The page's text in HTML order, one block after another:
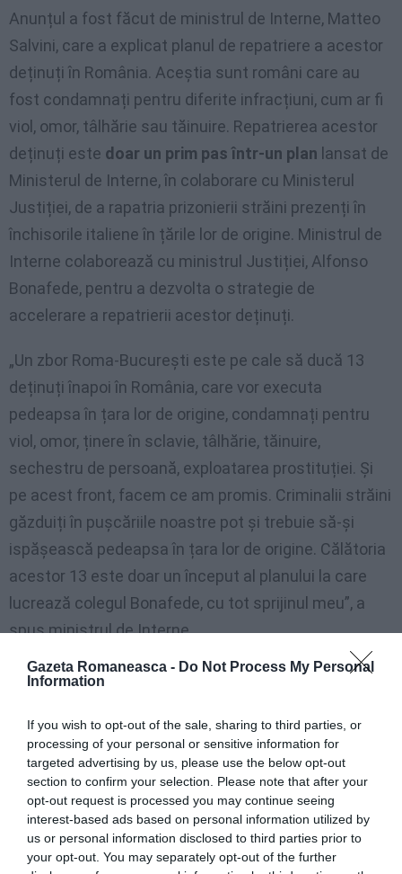
Gazeta Romaneasca - Do Not Process My Personal
Information
If you wish to opt-out of the sale, sharing to third parties, or
processing of your personal or sensitive information for
targeted advertising by us, please use the below opt-out
section to confirm your selection. Please note that after your
opt-out request is processed you may continue seeing
interest-based ads based on personal information utilized by
us or personal information disclosed to third parties prior to
your opt-out. You may separately opt-out of the further
Anunțul a fost făcut de ministrul de Interne, Matteo
Salvini, care a explicat planul de repatriere a acestor
deținuți în România. Aceștia sunt români care au
fost condamnați pentru diferite infracțiuni, cum ar fi
viol, omor, tâlhărie sau tăinuire. Repatrierea acestor
deținuți este doar un prim pas într-un plan lansat de
Ministerul de Interne, în colaborare cu Ministerul
Justiției, de a rapatria prizonierii străini prezenți în
închisorile italiene în țările lor de origine. Ministrul de
Interne colaborează cu ministrul Justiției, Alfonso
Bonafede, pentru a dezvolta o strategie de
accelerare a repatrierii acestor deținuți.
„Un zbor Roma-București este pe cale să ducă 13
deținuți înapoi în România, care vor executa
pedeapsa în țara lor de origine, condamnați pentru
viol, omor, ținere în sclavie, tâlhărie, tăinuire,
sechestru de persoană, exploatarea prostituției. Și
pe acest front, facem ce am promis. Criminalii străini
găzduiți în pușcăriile noastre pot și trebuie să-și
ispășească pedeapsa în țara lor de origine. Călătoria
acestor 13 este doar un început al planului la care
lucrează colegul Bonafede, cu tot sprijinul meu”, a
spus ministrul de Interne.
Același zborse va întoarce din România cu patru
autoritatea judiciară italiană cu mandate europene
de arestare și care vor executa pedeapsa în Italia.
UPDATE: Avionul condamnaților a aterizat pe
Aeroportul Otopeni, deținuții au fost preluați de
agenții de la Administrația Națională a